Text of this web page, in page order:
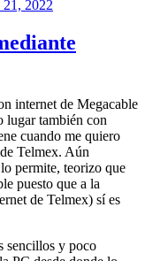
2022
internet de Megacable
lugar también con
cuando me quiero
Telmex. Aún
permite, teorizo que
puesto que a la
de Telmex) sí es
sencillos y poco